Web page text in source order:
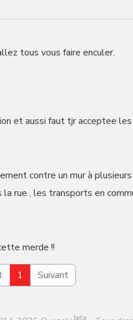
tous vous faire enculer.
et aussi faut tjr acceptee
contre un mur à
rue , les transports en
merde !!
1 Suivant
beta